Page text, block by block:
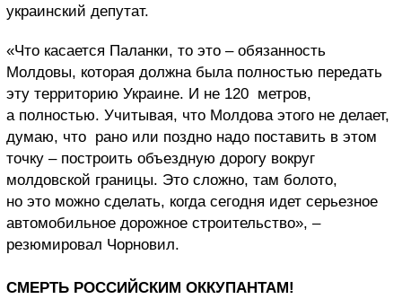
украинский депутат.
«Что касается Паланки, то это – обязанность
Молдовы, которая должна была полностью передать
эту территорию Украине. И не 120 метров,
а полностью. Учитывая, что Молдова этого не делает,
думаю, что рано или поздно надо поставить в этом
точку – построить объездную дорогу вокруг
молдовской границы. Это сложно, там болото,
но это можно сделать, когда сегодня идет серьезное
автомобильное дорожное строительство», –
резюмировал Чорновил.
СМЕРТЬ РОССИЙСКИМ ОККУПАНТАМ!